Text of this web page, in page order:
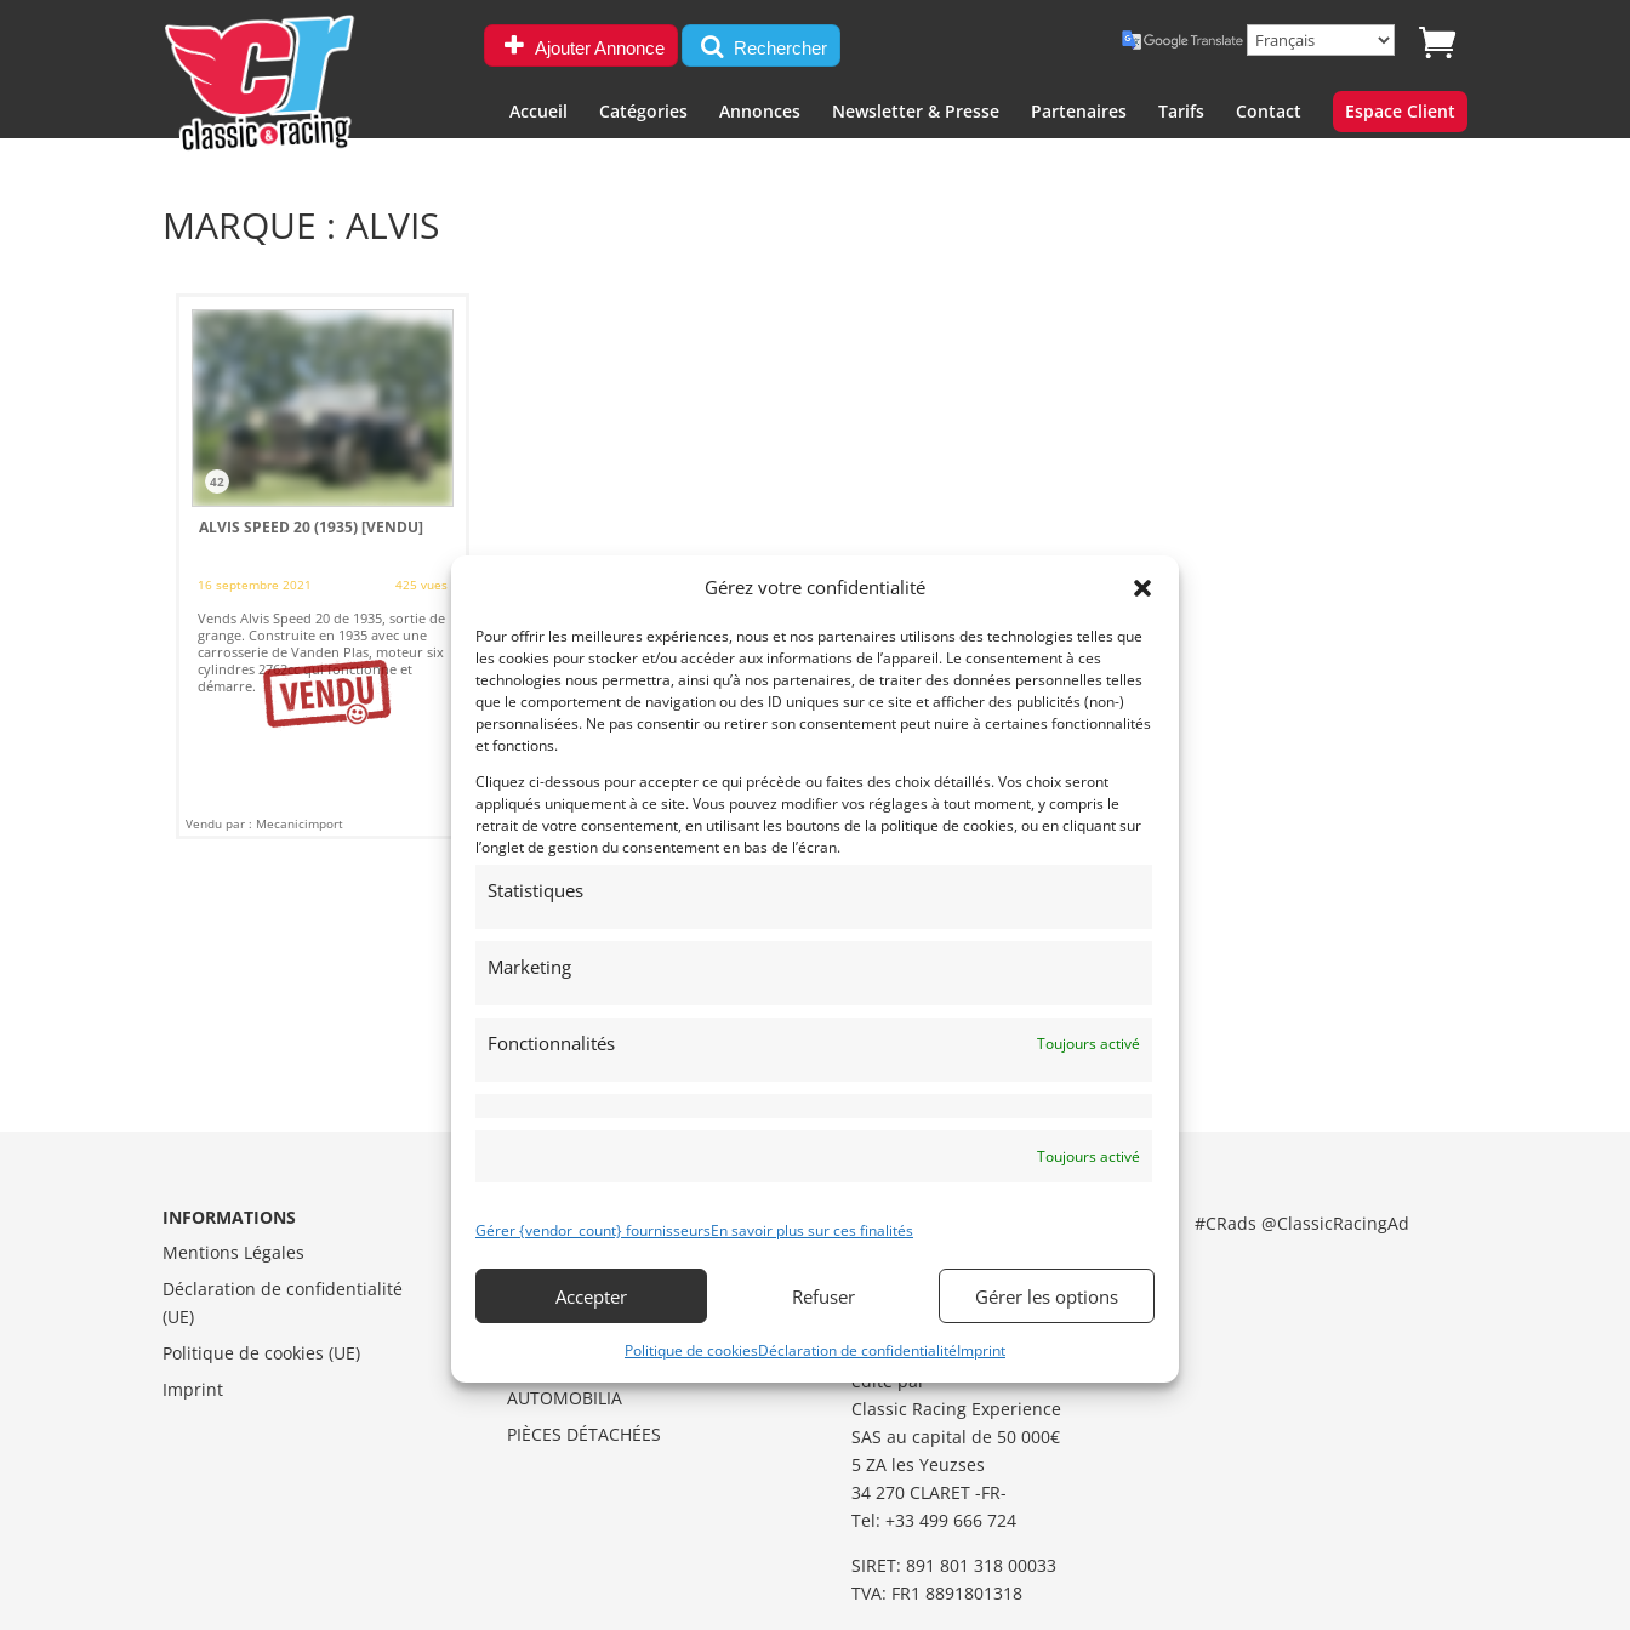
Gérez votre confidentialité
Pour offrir les meilleures expériences, nous et nos partenaires utilisons des technologies telles que
les cookies pour stocker et/ou accéder aux informations de l’appareil. Le consentement à ces
technologies nous permettra, ainsi qu’à nos partenaires, de traiter des données personnelles telles
que le comportement de navigation ou des ID uniques sur ce site et afficher des publicités (non-)
personnalisées. Ne pas consentir ou retirer son consentement peut nuire à certaines fonctionnalités
et fonctions.
Cliquez ci-dessous pour accepter ce qui précède ou faites des choix détaillés. Vos choix seront
appliqués uniquement à ce site. Vous pouvez modifier vos réglages à tout moment, y compris le
retrait de votre consentement, en utilisant les boutons de la politique de cookies, ou en cliquant sur
l’onglet de gestion du consentement en bas de l’écran.
Statistiques
Marketing
Fonctionnalités Toujours activé
Toujours activé
Gérer {vendor_count} fournisseursEn savoir plus sur ces finalités
Accepter Refuser Gérer les options
Politique de cookiesDéclaration de confidentialitéImprint
Ajouter Annonce Rechercher
Accueil Catégories Annonces Newsletter & Presse Partenaires Tarifs Contact Espace Client
MARQUE : ALVIS
42
ALVIS SPEED 20 (1935)[VENDU]
16 septembre 2021 425 vues
Vends Alvis Speed 20 de 1935, sortie de
grange. Construite en 1935 avec une
carrosserie de Vanden Plas, moteur six
cylindres 2762cc qui fonctionne et
démarre.
Vendu par : Mecanicimport
INFORMATIONS
Mentions Légales
Déclaration de confidentialité
(UE)
Politique de cookies (UE)
Imprint
DRAGSTER
MOTO
VENTES AUX ENCHERES
AUTOMOBILIA
PIÈCES DÉTACHÉES
Contactez notre service
Annonces
Classic Racing Annonces
édité par
Classic Racing Experience
SAS au capital de 50 000€
5 ZA les Yeuzses
34 270 CLARET -FR-
Tel: ‭+33 499 666 724‬
SIRET: 891 801 318 00033
TVA: FR1 8891801318
#CRads @ClassicRacingAd